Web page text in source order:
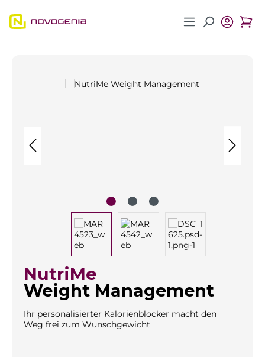
Zum Hauptinhalt springen
Bildergalerie überspringen
NutriMe
Weight Management
Ihr personalisierter Kalorienblocker macht den
Weg frei zum Wunschgewicht